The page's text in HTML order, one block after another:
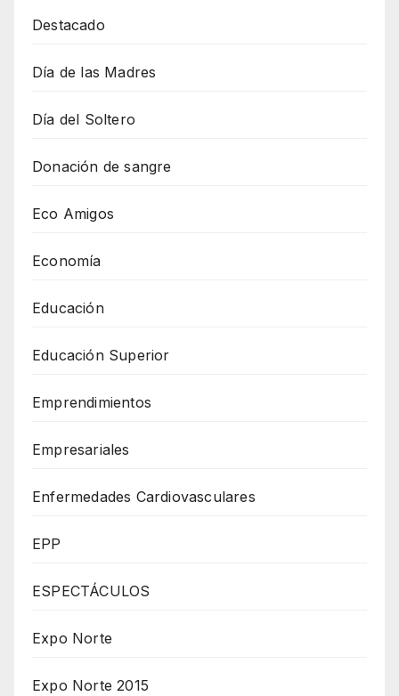
Destacado
Día de las Madres
Día del Soltero
Donación de sangre
Eco Amigos
Economía
Educación
Educación Superior
Emprendimientos
Empresariales
Enfermedades Cardiovasculares
EPP
ESPECTÁCULOS
Expo Norte
Expo Norte 2015